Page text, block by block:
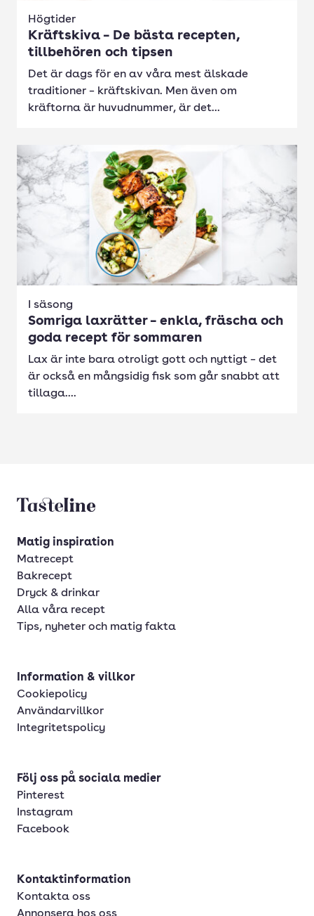
Högtider
Kräftskiva – De bästa recepten,
tillbehören och tipsen
Det är dags för en av våra mest älskade
traditioner – kräftskivan. Men även om
kräftorna är huvudnummer, är det...
I säsong
Somriga laxrätter – enkla, fräscha och
goda recept för sommaren
Lax är inte bara otroligt gott och nyttigt – det
är också en mångsidig fisk som går snabbt att
tillaga....
Tasteline startsida
Matig inspiration
Matrecept
Bakrecept
Dryck & drinkar
Alla våra recept
Tips, nyheter och matig fakta
Information & villkor
Cookiepolicy
Användarvillkor
Integritetspolicy
Följ oss på sociala medier
Pinterest
Instagram
Facebook
Kontaktinformation
Kontakta oss